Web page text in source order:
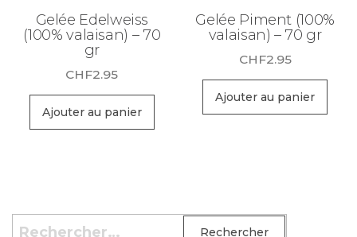
Gelée Edelweiss
(100% valaisan) – 70
gr
CHF2.95
Ajouter au panier
Gelée Piment (100%
valaisan) – 70 gr
CHF2.95
Ajouter au panier
Rechercher :